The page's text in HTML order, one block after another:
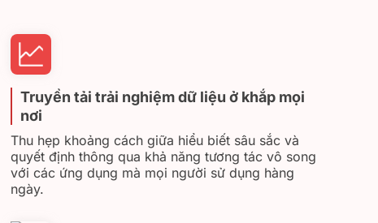
Truyền tải trải nghiệm dữ liệu ở khắp mọi
nơi
Thu hẹp khoảng cách giữa hiểu biết sâu sắc và
quyết định thông qua khả năng tương tác vô song
với các ứng dụng mà mọi người sử dụng hàng
ngày.